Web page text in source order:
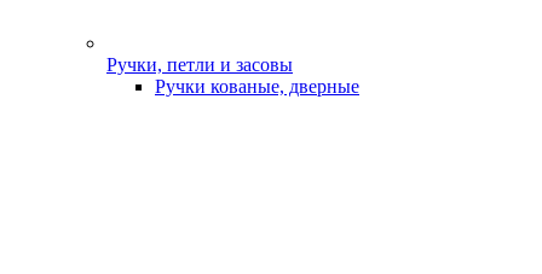
Ручки, петли и засовы
Ручки кованые, дверные